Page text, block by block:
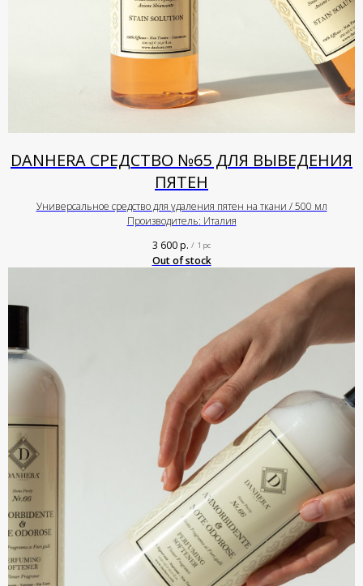
DANHERA СРЕДСТВО №65 ДЛЯ ВЫВЕДЕНИЯ
ПЯТЕН
Универсальное средство для удаления пятен на ткани / 500 мл
Производитель: Италия
3 600р. / 1 pc
Out of stock